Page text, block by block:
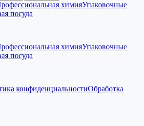
химияУпаковочные
посуда
химияУпаковочные
посуда
конфиденциальностиОбработка